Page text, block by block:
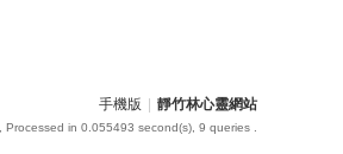
手機版 靜竹林心靈網站
, Processed in 0.055493 second(s), 9 queries .